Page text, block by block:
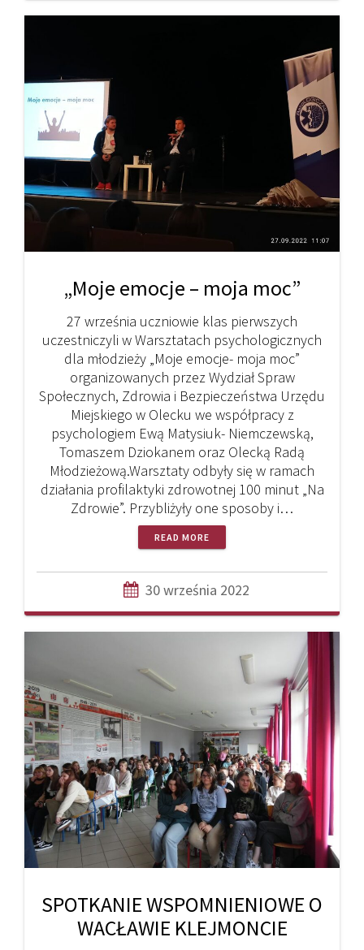
„Moje emocje – moja moc”
27 września uczniowie klas pierwszych
uczestniczyli w Warsztatach psychologicznych
dla młodzieży „Moje emocje- moja moc”
organizowanych przez Wydział Spraw
Społecznych, Zdrowia i Bezpieczeństwa Urzędu
Miejskiego w Olecku we współpracy z
psychologiem Ewą Matysiuk- Niemczewską,
Tomaszem Dziokanem oraz Olecką Radą
Młodzieżową.Warsztaty odbyły się w ramach
działania profilaktyki zdrowotnej 100 minut „Na
Zdrowie”. Przybliżyły one sposoby i…
READ MORE
30 września 2022
SPOTKANIE WSPOMNIENIOWE O
WACŁAWIE KLEJMONCIE